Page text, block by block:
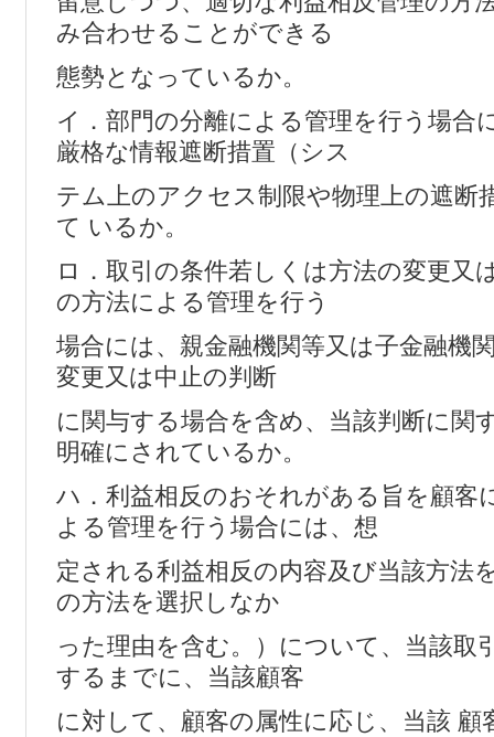
み合わせることができる
態勢となっているか。
イ．部門の分離による管理を行う場合
厳格な情報遮断措置（シス
テム上のアクセス制限や物理上の遮断
て いるか。
ロ．取引の条件若しくは方法の変更又
の方法による管理を行う
場合には、親金融機関等又は子金融機
変更又は中止の判断
に関与する場合を含め、当該判断に関
明確にされているか。
ハ．利益相反のおそれがある旨を顧客
よる管理を行う場合には、想
定される利益相反の内容及び当該方法
の方法を選択しなか
った理由を含む。）について、当該取
するまでに、当該顧客
に対して、顧客の属性に応じ、当該 顧